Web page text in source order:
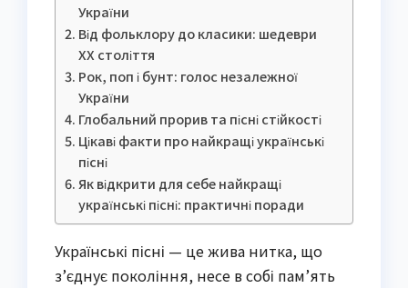
України
Від фольклору до класики: шедеври
ХХ століття
Рок, поп і бунт: голос незалежної
України
Глобальний прорив та пісні стійкості
Цікаві факти про найкращі українські
пісні
Як відкрити для себе найкращі
українські пісні: практичні поради
Українські пісні — це жива нитка, що
з’єднує покоління, несе в собі пам’ять